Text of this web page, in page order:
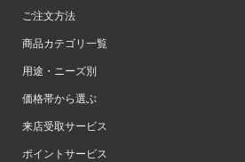
ご注文方法
商品カテゴリ一覧
用途・ニーズ別
価格帯から選ぶ
来店受取サービス
ポイントサービス